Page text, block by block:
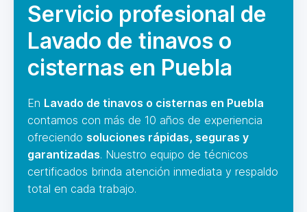
Servicio profesional de
Lavado de tinavos o
cisternas en Puebla
En Lavado de tinavos o cisternas en Puebla
contamos con más de 10 años de experiencia
ofreciendo soluciones rápidas, seguras y
garantizadas. Nuestro equipo de técnicos
certificados brinda atención inmediata y respaldo
total en cada trabajo.